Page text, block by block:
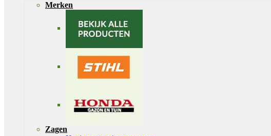
Merken
Zagen